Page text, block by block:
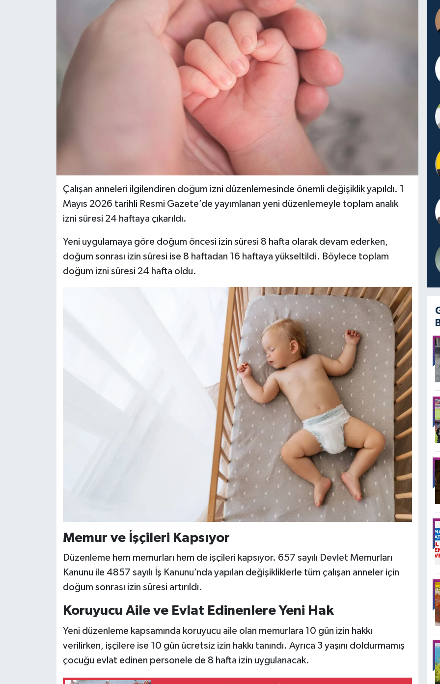
Çalışan anneleri ilgilendiren doğum izni düzenlemesinde önemli değişiklik yapıldı. 1
Mayıs 2026 tarihli Resmi Gazete’de yayımlanan yeni düzenlemeyle toplam analık
izni süresi 24 haftaya çıkarıldı.
Yeni uygulamaya göre doğum öncesi izin süresi 8 hafta olarak devam ederken,
doğum sonrası izin süresi ise 8 haftadan 16 haftaya yükseltildi. Böylece toplam
doğum izni süresi 24 hafta oldu.
Memur ve İşçileri Kapsıyor
Düzenleme hem memurları hem de işçileri kapsıyor. 657 sayılı Devlet Memurları
Kanunu ile 4857 sayılı İş Kanunu’nda yapılan değişikliklerle tüm çalışan anneler için
doğum sonrası izin süresi artırıldı.
Koruyucu Aile ve Evlat Edinenlere Yeni Hak
Yeni düzenleme kapsamında koruyucu aile olan memurlara 10 gün izin hakkı
verilirken, işçilere ise 10 gün ücretsiz izin hakkı tanındı. Ayrıca 3 yaşını doldurmamış
çocuğu evlat edinen personele de 8 hafta izin uygulanacak.